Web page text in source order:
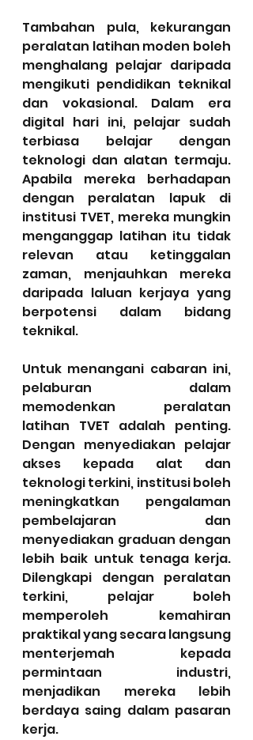
Tambahan pula, kekurangan
peralatan latihan moden boleh
menghalang pelajar daripada
mengikuti pendidikan teknikal
dan vokasional. Dalam era
digital hari ini, pelajar sudah
terbiasa belajar dengan
teknologi dan alatan termaju.
Apabila mereka berhadapan
dengan peralatan lapuk di
institusi TVET, mereka mungkin
menganggap latihan itu tidak
relevan atau ketinggalan
zaman, menjauhkan mereka
daripada laluan kerjaya yang
berpotensi dalam bidang
teknikal.
Untuk menangani cabaran ini,
pelaburan dalam
memodenkan peralatan
latihan TVET adalah penting.
Dengan menyediakan pelajar
akses kepada alat dan
teknologi terkini, institusi boleh
meningkatkan pengalaman
pembelajaran dan
menyediakan graduan dengan
lebih baik untuk tenaga kerja.
Dilengkapi dengan peralatan
terkini, pelajar boleh
memperoleh kemahiran
praktikal yang secara langsung
menterjemah kepada
permintaan industri,
menjadikan mereka lebih
berdaya saing dalam pasaran
kerja.